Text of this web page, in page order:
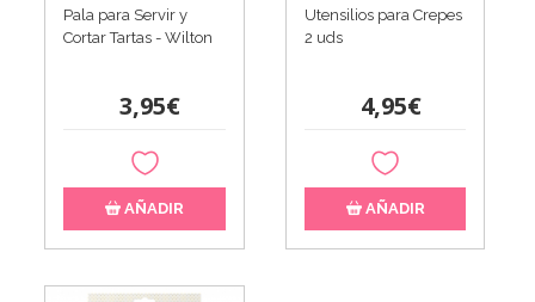
Pala para Servir y
Cortar Tartas - Wilton
3,95€
AÑADIR
Utensilios para Crepes
2 uds
4,95€
AÑADIR